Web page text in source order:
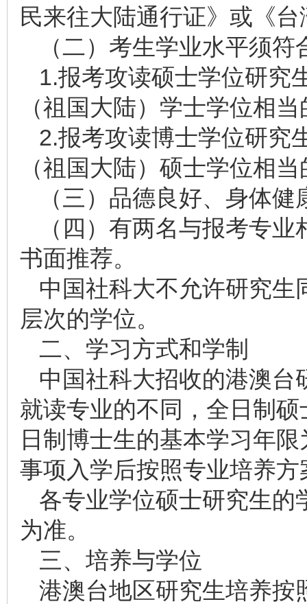
民来往大陆通行证》或《
（二）考生学业水平须
1.报考攻读硕士学位研究
（祖国大陆）学士学位相
2.报考攻读博士学位研究
（祖国大陆）硕士学位相
（三）品德良好、身体健
（四）有两名与报考专
书面推荐。
中国社科大不允许研究
层次的学位。
二、学习方式和学制
中国社科大招收的港澳
就读专业的不同，全日制
日制博士生的基本学习年
事项入学后按照专业培养方
各专业学位硕士研究生的
为准。
三、培养与学位
港澳台地区研究生培养按